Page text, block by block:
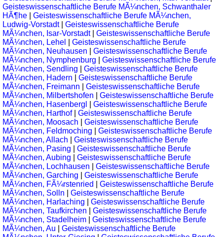
Geisteswissenschaftliche Berufe MÃ¼nchen, Schwanthaler
HÃ¶he
Geisteswissenschaftliche Berufe MÃ¼nchen,
Ludwig-Vorstadt
Geisteswissenschaftliche Berufe
MÃ¼nchen, Isar-Vorstadt
Geisteswissenschaftliche Berufe
MÃ¼nchen, Lehel
Geisteswissenschaftliche Berufe
MÃ¼nchen, Neuhausen
Geisteswissenschaftliche Berufe
MÃ¼nchen, Nymphenburg
Geisteswissenschaftliche Berufe
MÃ¼nchen, Sendling
Geisteswissenschaftliche Berufe
MÃ¼nchen, Hadern
Geisteswissenschaftliche Berufe
MÃ¼nchen, Freimann
Geisteswissenschaftliche Berufe
MÃ¼nchen, Milbertshofen
Geisteswissenschaftliche Berufe
MÃ¼nchen, Hasenbergl
Geisteswissenschaftliche Berufe
MÃ¼nchen, Harthof
Geisteswissenschaftliche Berufe
MÃ¼nchen, Moosach
Geisteswissenschaftliche Berufe
MÃ¼nchen, Feldmoching
Geisteswissenschaftliche Berufe
MÃ¼nchen, Allach
Geisteswissenschaftliche Berufe
MÃ¼nchen, Pasing
Geisteswissenschaftliche Berufe
MÃ¼nchen, Aubing
Geisteswissenschaftliche Berufe
MÃ¼nchen, Lochhausen
Geisteswissenschaftliche Berufe
MÃ¼nchen, Garching
Geisteswissenschaftliche Berufe
MÃ¼nchen, FÃ¼rstenried
Geisteswissenschaftliche Berufe
MÃ¼nchen, Solln
Geisteswissenschaftliche Berufe
MÃ¼nchen, Harlaching
Geisteswissenschaftliche Berufe
MÃ¼nchen, Taufkirchen
Geisteswissenschaftliche Berufe
MÃ¼nchen, Stadelheim
Geisteswissenschaftliche Berufe
MÃ¼nchen, Au
Geisteswissenschaftliche Berufe